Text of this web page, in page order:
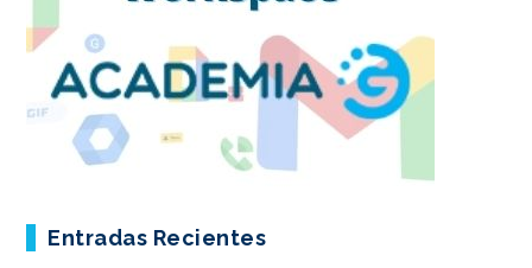
Entradas Recientes